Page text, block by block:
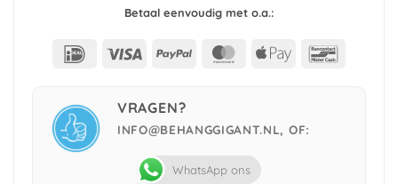
Betaal eenvoudig met o.a.:
IDeal Visa PayPal MasterCard
Apple
VRAGEN?
INFO@BEHANGGIGANT.NL, OF:
WhatsApp ons